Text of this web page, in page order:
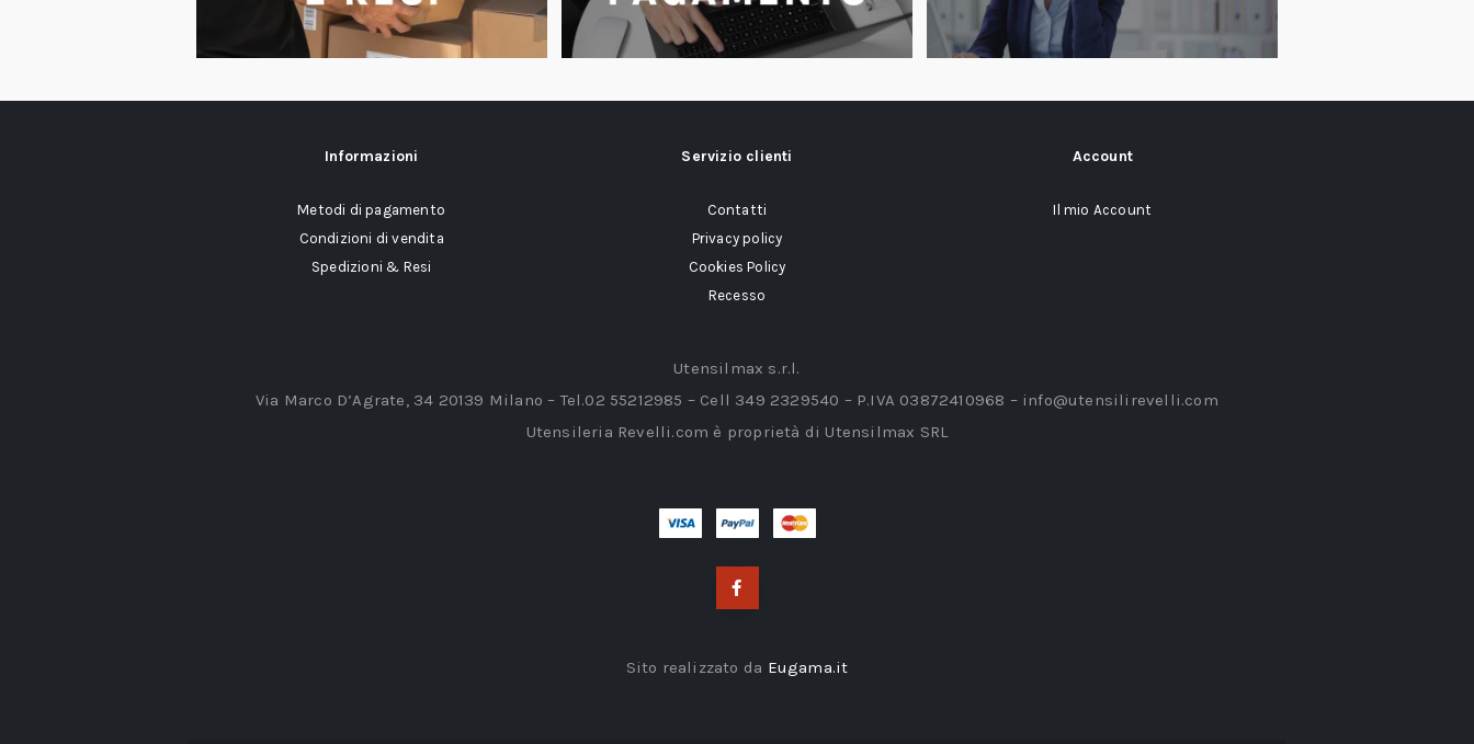
Informazioni
Metodi di pagamento
Condizioni di vendita
Spedizioni & Resi
Servizio clienti
Contatti
Privacy policy
Cookies Policy
Recesso
Account
Il mio Account
Utensilmax s.r.l.
Via Marco D’Agrate, 34 20139 Milano – Tel.02 55212985 – Cell 349 2329540 – P.IVA 03872410968 – info@utensilirevelli.com
Utensileria Revelli.com è proprietà di Utensilmax SRL
Sito realizzato da Eugama.it